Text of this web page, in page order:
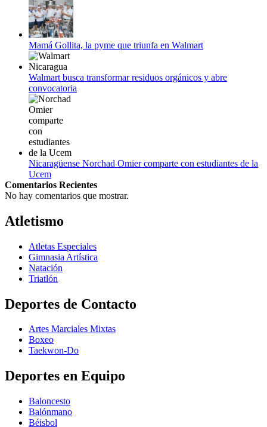
Mamá Gollita, la pyme que triunfa en Walmart
Walmart busca transformar residuos orgánicos y abre
convocatoria
Nicaragüense Norchad Omier comparte con estudiantes de la
Ucem
Comentarios Recientes
No hay comentarios que mostrar.
Atletismo
Atletas Especiales
Gimnasia Artística
Natación​
Triatlón​
Deportes de Contacto
Artes Marciales Mixtas
Boxeo
Taekwon-Do
Deportes en Equipo
Baloncesto
Balónmano
Béisbol